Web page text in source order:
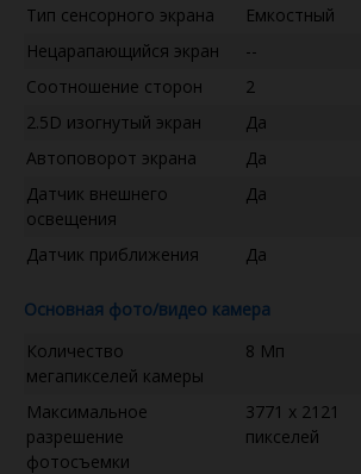
Тип сенсорного экрана Емкостный
Нецарапающийся экран
--
Соотношение сторон
2
2.5D изогнутый экран
Да
Автоповорот экрана
Да
Датчик внешнего
освещения
Да
Датчик приближения Да
Основная фото/видео камера
Количество
мегапикселей камеры
8 Мп
Максимальное
разрешение
фотосъемки
3771 x 2121
пикселей